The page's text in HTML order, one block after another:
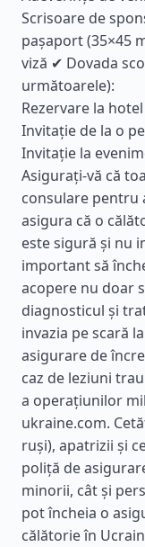
Scrisoare de
pașaport (35×45
viză ✔ Dovada
următoarele):
Rezervare la
Invitație de la o
Invitație la
Asigurați-vă că
consulare pentru
asigura că o
este sigură și nu
important să
acopere nu doar
diagnosticul și
invazia pe scară
asigurare de
caz de leziuni
a operațiunilor
ukraine.com.
ruși), apatrizii și
poliță de
minorii, cât și
pot încheia o
călătorie în